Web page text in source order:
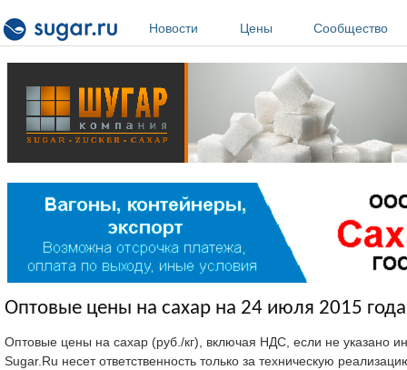
Новости
Цены Сообщество
Оптовые цены на сахар на 24 июля 2015
Оптовые цены на сахар (руб./кг), включая НДС, если не указано
Sugar.Ru несет ответственность только за техническую